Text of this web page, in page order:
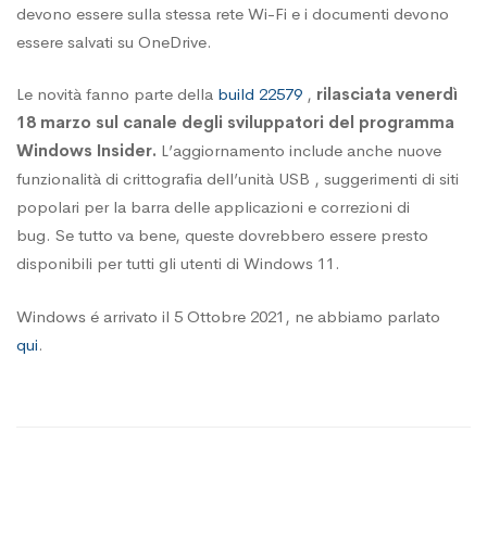
devono essere sulla stessa rete Wi-Fi e i documenti devono
essere salvati su OneDrive.
Le novità fanno parte della build 22579 , rilasciata venerdì
18 marzo sul canale degli sviluppatori del programma
Windows Insider. L’aggiornamento include anche nuove
funzionalità di crittografia dell’unità USB , suggerimenti di siti
popolari per la barra delle applicazioni e correzioni di
bug. Se tutto va bene, queste dovrebbero essere presto
disponibili per tutti gli utenti di Windows 11.
Windows é arrivato il 5 Ottobre 2021, ne abbiamo parlato
qui.